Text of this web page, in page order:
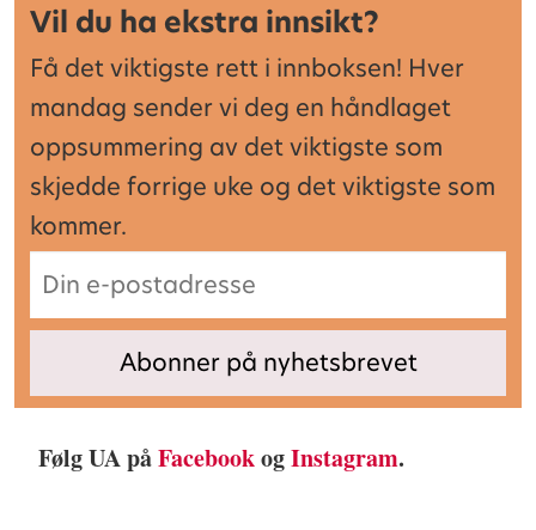
Vil du ha ekstra innsikt?
Få det viktigste rett i innboksen! Hver
mandag sender vi deg en håndlaget
oppsummering av det viktigste som
skjedde forrige uke og det viktigste som
kommer.
Følg UA påFacebookogInstagram.